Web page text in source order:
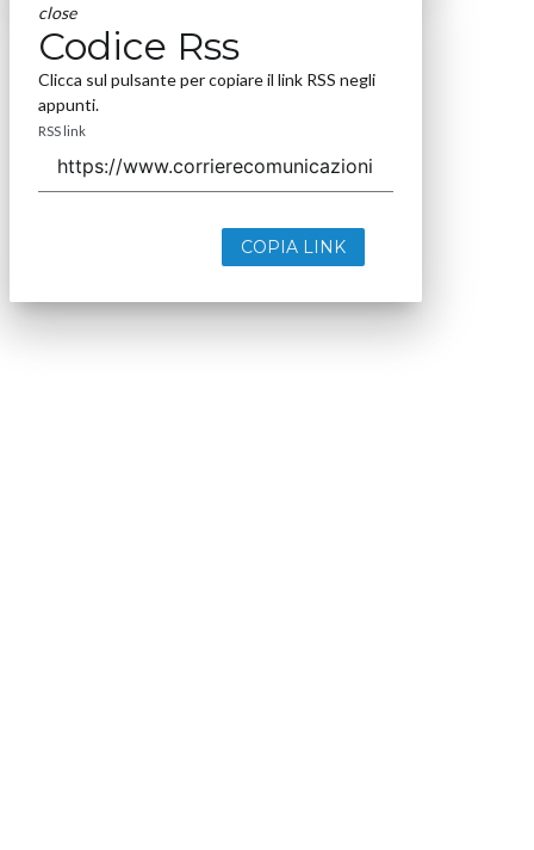
close
Codice Rss
Clicca sul pulsante per copiare il link RSS negli
appunti.
RSS link
COPIA LINK